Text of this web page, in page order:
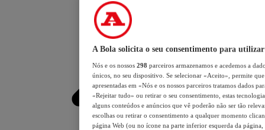
A Bola solicita o seu consentimento para utilizar
Nós e os nossos 298 parceiros armazenamos e acedemos a
únicos, no seu dispositivo. Se selecionar «Aceito», permite
apresentadas em «Nós e os nossos parceiros tratamos dados
«Rejeitar tudo» ou retirar o seu consentimento, estas
alguns conteúdos e anúncios que vê poderão não ser tão
escolhas ou retirar o consentimento a qualquer momento
página Web (ou no ícone na parte inferior esquerda da página,